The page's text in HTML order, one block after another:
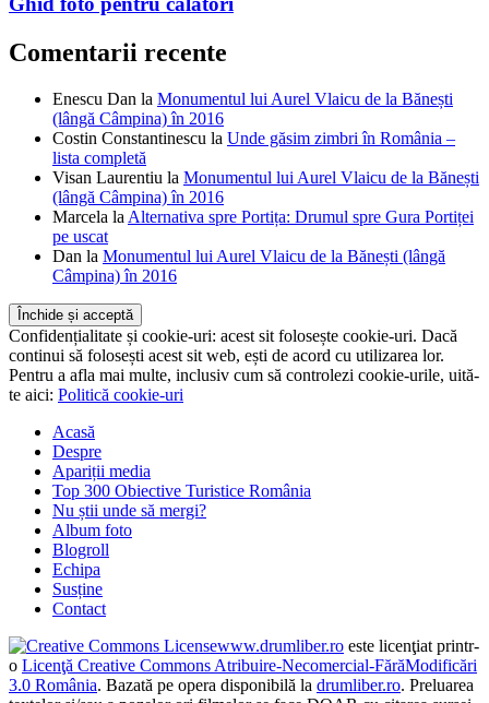
Comentarii recente
Enescu Dan la Monumentul lui Aurel Vlaicu de la Bănești
(lângă Câmpina) în 2016
Costin Constantinescu la Unde găsim zimbri în România –
lista completă
Visan Laurentiu la Monumentul lui Aurel Vlaicu de la Bănești
(lângă Câmpina) în 2016
Marcela la Alternativa spre Portița: Drumul spre Gura Portiței
pe uscat
Dan la Monumentul lui Aurel Vlaicu de la Bănești (lângă
Câmpina) în 2016
Confidențialitate și cookie-uri: acest sit folosește cookie-uri. Dacă
continui să folosești acest sit web, ești de acord cu utilizarea lor.
Pentru a afla mai multe, inclusiv cum să controlezi cookie-urile, uită-
te aici: Politică cookie-uri
Acasă
Despre
Apariții media
Top 300 Obiective Turistice România
Nu știi unde să mergi?
Album foto
Blogroll
Echipa
Susține
Contact
www.drumliber.ro este licenţiat printr-
o Licenţă Creative Commons Atribuire-Necomercial-FărăModificări
3.0 România. Bazată pe opera disponibilă la drumliber.ro. Preluarea